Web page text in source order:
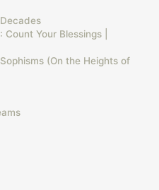
Count Your Blessings |
(On the Heights of